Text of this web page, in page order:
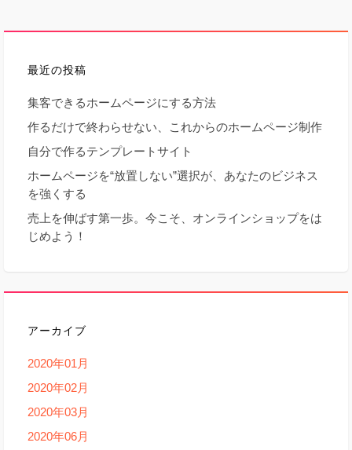
最近の投稿
集客できるホームページにする方法
作るだけで終わらせない、これからのホームページ制作
自分で作るテンプレートサイト
ホームページを“放置しない”選択が、あなたのビジネス
を強くする
売上を伸ばす第一歩。今こそ、オンラインショップをは
じめよう！
アーカイブ
2020年01月
2020年02月
2020年03月
2020年06月